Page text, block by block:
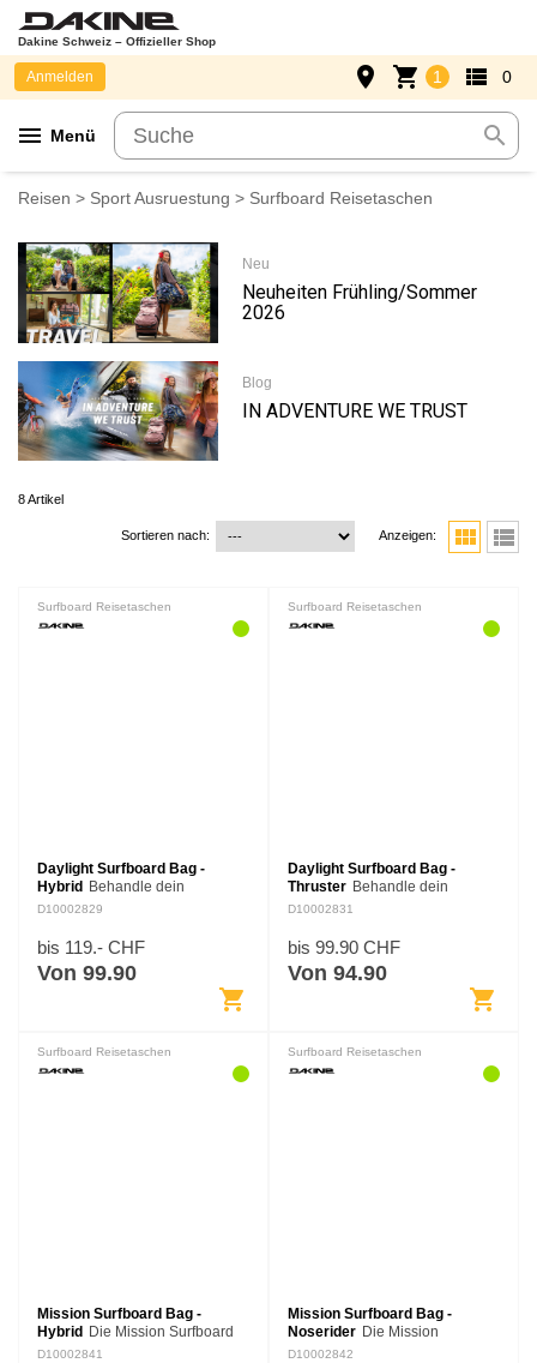
Dakine Schweiz – Offizieller Shop
menu Menü search
Anmelden place shopping_cart 1 view_list 0
Reisen > Sport Ausruestung > Surfboard Reisetaschen
Neu
Neuheiten Frühling/Sommer
2026
Blog
IN ADVENTURE WE TRUST
8 Artikel
Sortieren nach: Anzeigen: view_module view_list
Surfboard Reisetaschen
Daylight Surfboard Bag -
Hybrid
Behandle dein
Surfboard mit Vorsicht. Von der
zum täglichen Transport bietet
unsere Daylight Surfboard
Tasche einen…
D10002829
bis 119.- CHF
Von 99.90
shopping_cart
Surfboard Reisetaschen
Daylight Surfboard Bag -
Thruster Behandle dein
Surfoard mit Vorsicht. Von der
zum täglichen Transport bietet
unsere Daylight Surfboard
Tasche einen…
D10002831
bis 99.90 CHF
Von 94.90
shopping_cart
Surfboard Reisetaschen
Mission Surfboard Bag -
Hybrid
Die Mission Surfboard
Tasche ist maßgeschneidert für
D10002841
Surfboard Reisetaschen
Mission Surfboard Bag -
Noserider Die Mission
Surfboard Tasche ist
D10002842